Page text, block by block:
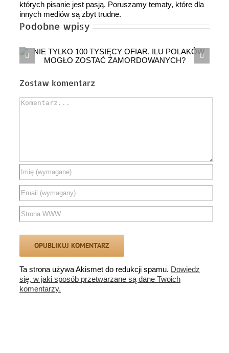
których pisanie jest pasją. Poruszamy tematy, które dla
innych mediów są zbyt trudne.
Podobne wpisy
Bohaterowie Rzeczypospolitej. Krystyna
Zostaw komentarz
Comment
Ta strona używa Akismet do redukcji spamu. Dowiedz
się, w jaki sposób przetwarzane są dane Twoich
komentarzy.